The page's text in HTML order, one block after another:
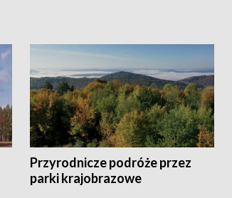
Przyrodnicze podróże przez
parki krajobrazowe